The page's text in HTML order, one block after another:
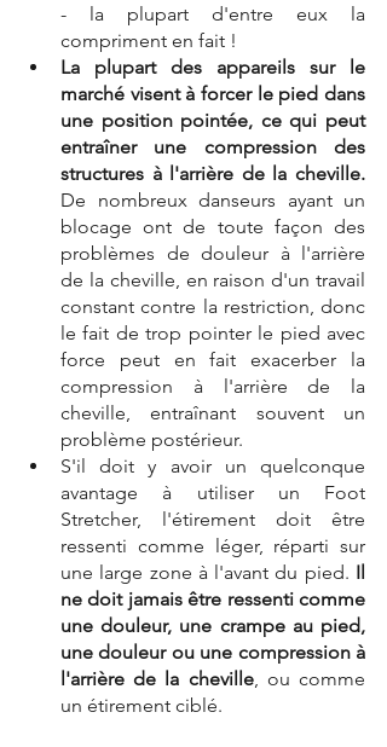
- la plupart d'entre eux la
compriment en fait !
La plupart des appareils sur le
marché visent à forcer le pied dans
une position pointée, ce qui peut
entraîner une compression des
structures à l'arrière de la cheville.
De nombreux danseurs ayant un
blocage ont de toute façon des
problèmes de douleur à l'arrière
de la cheville, en raison d'un travail
constant contre la restriction, donc
le fait de trop pointer le pied avec
force peut en fait exacerber la
compression à l'arrière de la
cheville, entraînant souvent un
problème postérieur.
S'il doit y avoir un quelconque
avantage à utiliser un Foot
Stretcher, l'étirement doit être
ressenti comme léger, réparti sur
une large zone à l'avant du pied. Il
ne doit jamais être ressenti comme
une douleur, une crampe au pied,
une douleur ou une compression à
l'arrière de la cheville, ou comme
un étirement ciblé.